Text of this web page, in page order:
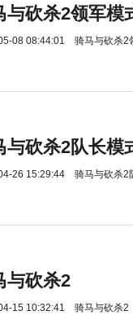
与砍杀2领军模
08 08:44:01 骑马与砍杀2
与砍杀2队长模
26 15:29:44 骑马与砍杀2
与砍杀2
15 10:32:41 骑马与砍杀2